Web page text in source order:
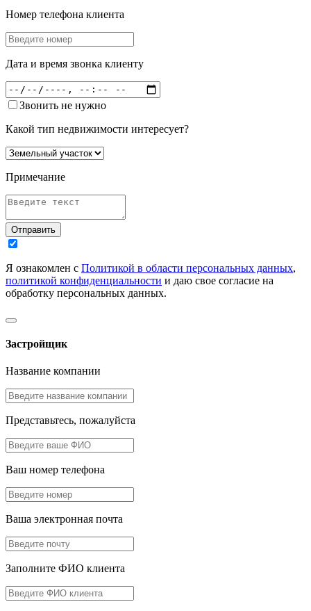
Номер телефона клиента
Дата и время звонка клиенту
Звонить не нужно
Какой тип недвижимости интересует?
Примечание
Отправить
Я ознакомлен с Политикой в области персональных данных,
политикой конфиденциальности и даю свое согласие на
обработку персональных данных.
Застройщик
Название компании
Представьтесь, пожалуйста
Ваш номер телефона
Ваша электронная почта
Заполните ФИО клиента